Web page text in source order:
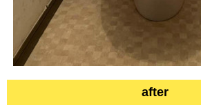
after